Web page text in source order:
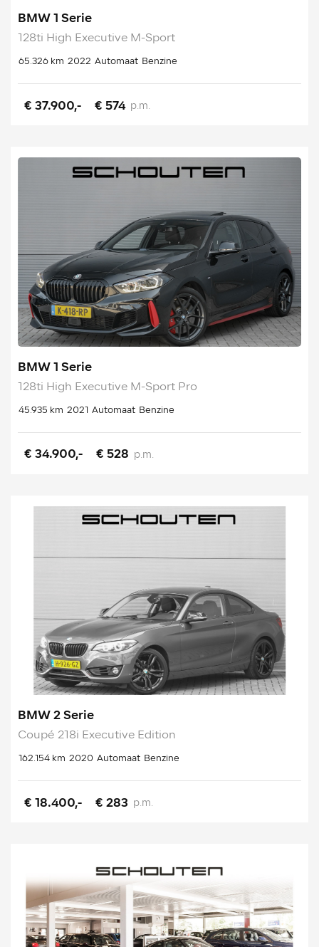
BMW 1 Serie
128ti High Executive M-Sport
65.326 km 2022 Automaat Benzine
€ 37.900,- € 574 p.m.
BMW 1 Serie
128ti High Executive M-Sport Pro
45.935 km 2021 Automaat Benzine
€ 34.900,- € 528 p.m.
BMW 2 Serie
Coupé 218i Executive Edition
162.154 km 2020 Automaat Benzine
€ 18.400,- € 283 p.m.